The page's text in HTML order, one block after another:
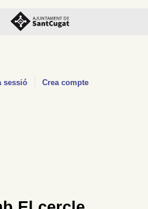
sessió Crea compte